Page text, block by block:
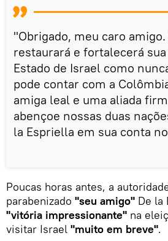
"Obrigado, meu caro
restaurará e fortalecerá
Estado de Israel como
pode contar com a
amiga leal e uma aliada
abençoe nossas duas
la Espriella em sua conta
Poucas horas antes, a
parabenizado "seu amigo" De la
"vitória impressionante" na
visitar Israel "muito em breve".